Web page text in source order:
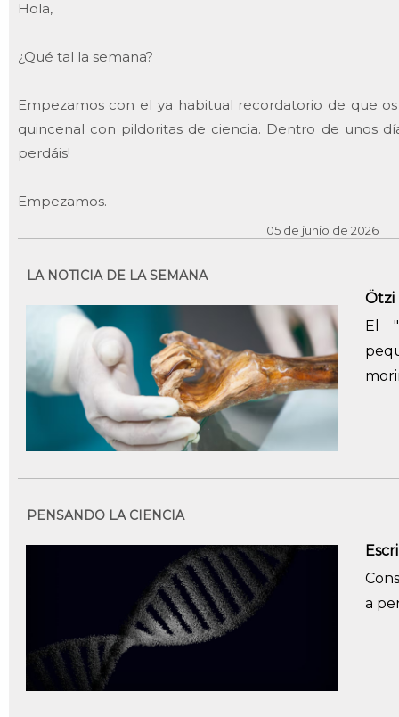
Hola,
¿Qué tal la semana?
Empezamos con el ya habitual recordatorio de que
quincenal con pildoritas de ciencia. Dentro de unos
perdáis!
Empezamos.
05 de junio de 2026
LA NOTICIA DE LA SEMANA
Ötzi
El
PENSANDO LA CIENCIA
a